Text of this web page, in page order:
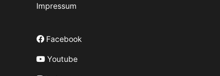
Impressum
Facebook
Youtube